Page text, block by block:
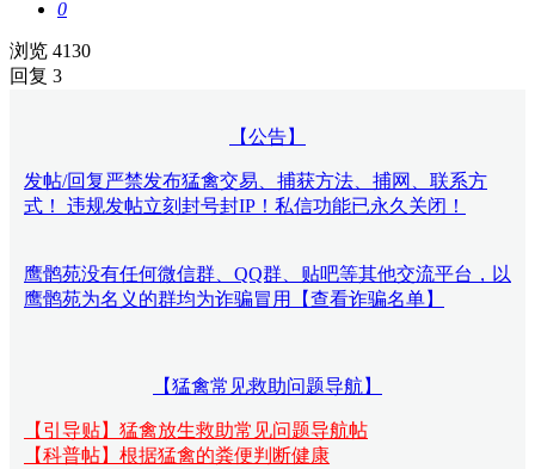
0
浏览 4130
回复 3
【公告】
发帖/回复严禁发布猛禽交易、捕获方法、捕网、联系方
式！ 违规发帖立刻封号封IP！私信功能已永久关闭！
鹰鹘苑没有任何微信群、QQ群、贴吧等其他交流平台，以
鹰鹘苑为名义的群均为诈骗冒用【查看诈骗名单】
【猛禽常见救助问题导航】
【引导贴】猛禽放生救助常见问题导航帖
【科普帖】根据猛禽的粪便判断健康